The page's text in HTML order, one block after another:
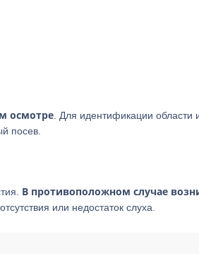
осмотре . Для идентификации области
посев.
В противоположном случае
или недостаток слуха.